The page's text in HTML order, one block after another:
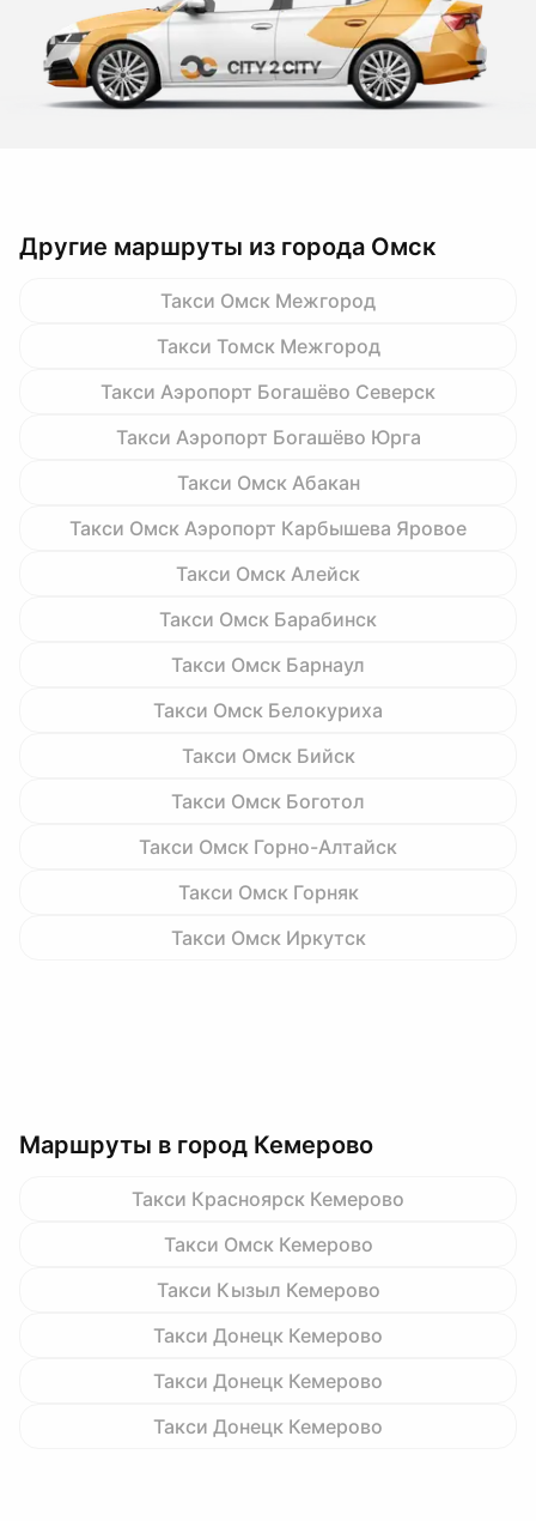
Другие маршруты из города Омск
Такси Омск Межгород
Такси Томск Межгород
Такси Аэропорт Богашёво Северск
Такси Аэропорт Богашёво Юрга
Такси Омск Абакан
Такси Омск Аэропорт Карбышева Яровое
Такси Омск Алейск
Такси Омск Барабинск
Такси Омск Барнаул
Такси Омск Белокуриха
Такси Омск Бийск
Такси Омск Боготол
Такси Омск Горно-Алтайск
Такси Омск Горняк
Такси Омск Иркутск
Маршруты в город Кемерово
Такси Красноярск Кемерово
Такси Омск Кемерово
Такси Кызыл Кемерово
Такси Донецк Кемерово
Такси Донецк Кемерово
Такси Донецк Кемерово